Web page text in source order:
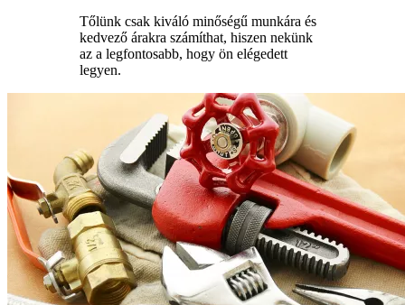
Tőlünk csak kiváló minőségű munkára és
kedvező árakra számíthat, hiszen nekünk
az a legfontosabb, hogy ön elégedett
legyen.